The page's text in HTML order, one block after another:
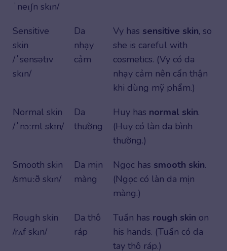
ˈneɪʃn skɪn/
Sensitive
skin
/ˈsensətɪv
skɪn/
Da
nhạy
cảm
Vy has sensitive skin, so
she is careful with
cosmetics. (Vy có da
nhạy cảm nên cẩn thận
khi dùng mỹ phẩm.)
Normal skin
/ˈnɔːml skɪn/
Da
thường
Huy has normal skin.
(Huy có làn da bình
thường.)
Smooth skin
/smuːð skɪn/
Da mịn
màng
Ngọc has smooth skin.
(Ngọc có làn da mịn
màng.)
Rough skin
/rʌf skɪn/
Da thô
ráp
Tuấn has rough skin on
his hands. (Tuấn có da
tay thô ráp.)